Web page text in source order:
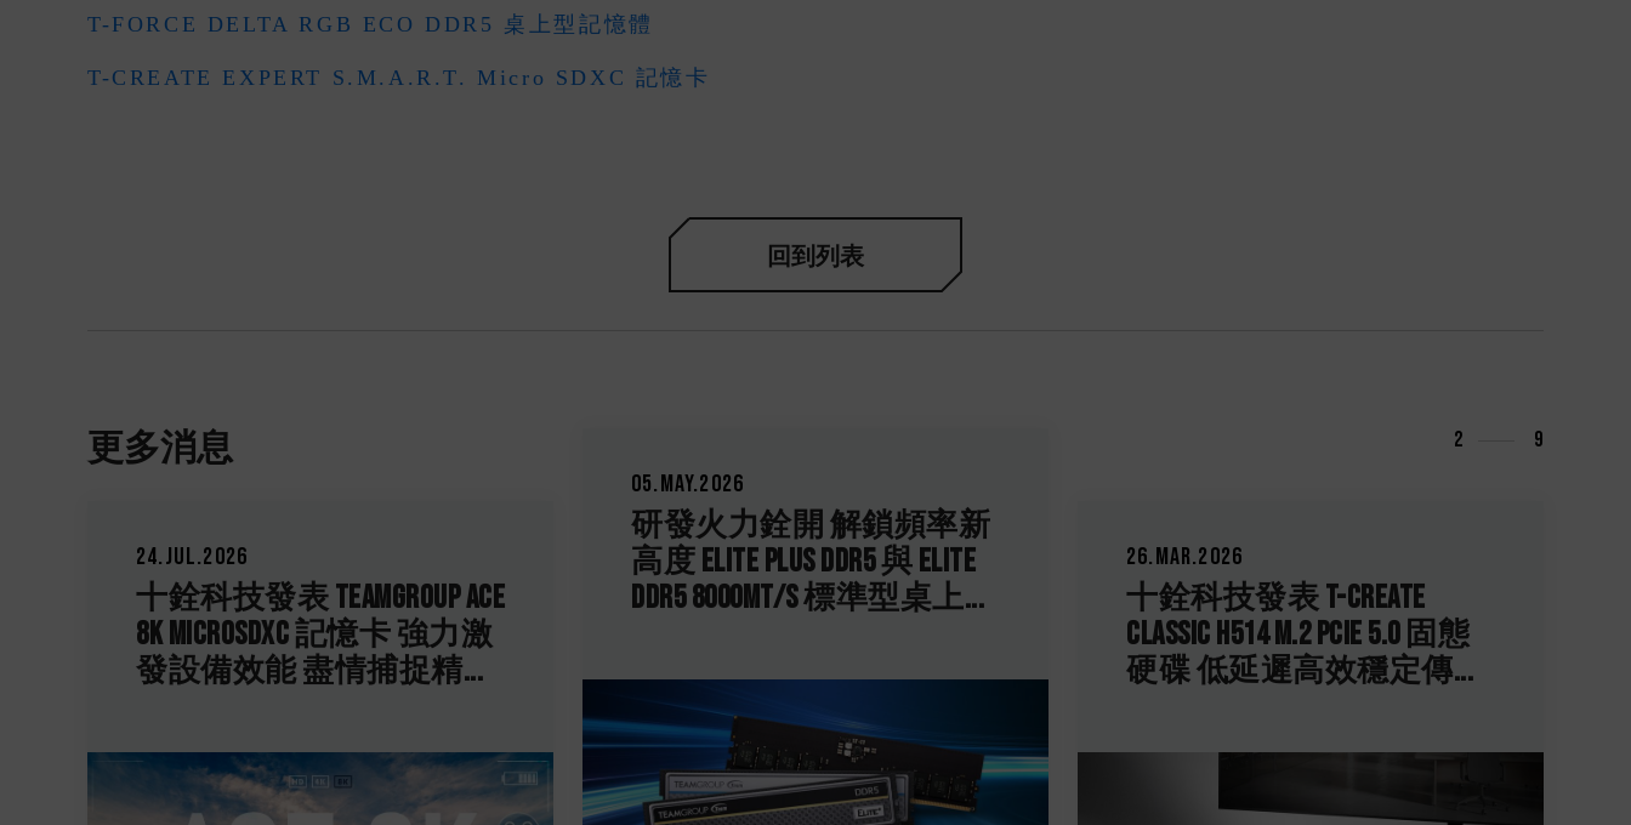
T-FORCE DELTA RGB ECO DDR5 桌上型記憶體
T-CREATE EXPERT S.M.A.R.T. Micro SDXC 記憶卡
回到列表
更多消息 3 9
05.May.2026
研發火力銓開 解鎖頻率新
高度 ELITE PLUS DDR5 與 ELITE
DDR5 8000MT/s 標準型桌上...
26.Mar.2026
十銓科技發表 T-CREATE
CLASSIC H514 M.2 PCIe 5.0 固態
硬碟 低延遲高效穩定傳...
04.Dec.2025
十銓科技發表 TEAMGROUP
PD40 迷你外接式固態硬碟
輕巧之姿融合高速效能...